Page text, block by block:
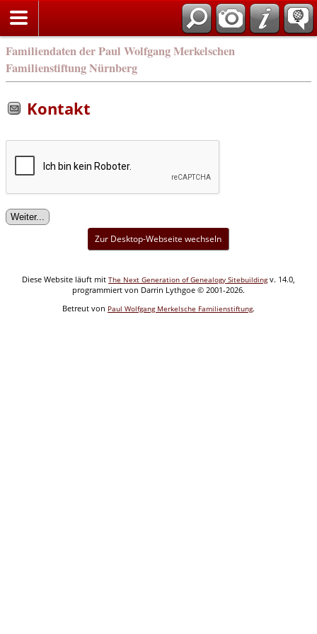
Familiendaten der Paul Wolfgang Merkelschen
Familienstiftung Nürnberg
Kontakt
Zur Desktop-Webseite wechseln
Diese Website läuft mit The Next Generation of Genealogy Sitebuildingv. 14.0,
programmiert von Darrin Lythgoe © 2001-2026.
Betreut von Paul Wolfgang Merkelsche Familienstiftung.